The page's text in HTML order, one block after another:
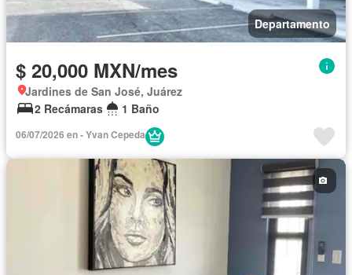
Departamento
$ 20,000 MXN/mes
Jardines de San José, Juárez
2 Recámaras
1 Baño
06/07/2026 en - Yvan Cepeda